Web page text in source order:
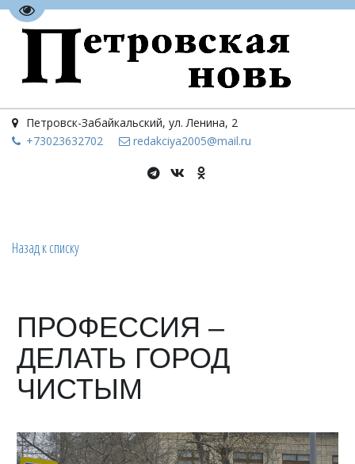
Перейти на версию для слабовидящих
Петровск-Забайкальский, ул. Ленина, 2
+73023632702 redakciya2005@mail.ru
Назад к списку
ПРОФЕССИЯ –
ДЕЛАТЬ ГОРОД
ЧИСТЫМ